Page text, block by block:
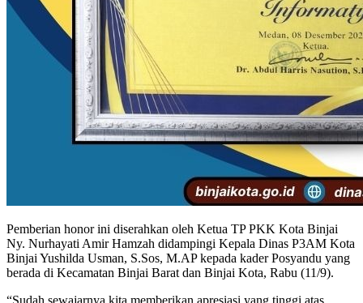
Pemberian honor ini diserahkan oleh Ketua TP PKK Kota Binjai
Ny. Nurhayati Amir Hamzah didampingi Kepala Dinas P3AM Kota
Binjai Yushilda Usman, S.Sos, M.AP kepada kader Posyandu yang
berada di Kecamatan Binjai Barat dan Binjai Kota, Rabu (11/9).